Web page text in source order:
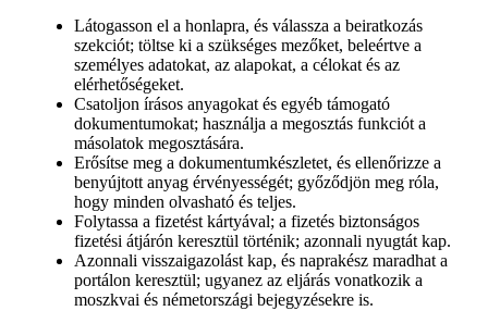
Látogasson el a honlapra, és válassza a beiratkozás
szekciót; töltse ki a szükséges mezőket, beleértve a
személyes adatokat, az alapokat, a célokat és az
elérhetőségeket.
Csatoljon írásos anyagokat és egyéb támogató
dokumentumokat; használja a megosztás funkciót a
másolatok megosztására.
Erősítse meg a dokumentumkészletet, és ellenőrizze a
benyújtott anyag érvényességét; győződjön meg róla,
hogy minden olvasható és teljes.
Folytassa a fizetést kártyával; a fizetés biztonságos
fizetési átjárón keresztül történik; azonnali nyugtát kap.
Azonnali visszaigazolást kap, és naprakész maradhat a
portálon keresztül; ugyanez az eljárás vonatkozik a
moszkvai és németországi bejegyzésekre is.